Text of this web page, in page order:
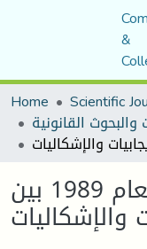
&
Home
اتفاقية حقوق الطفل لعام 1989 بين
والإشكاليات